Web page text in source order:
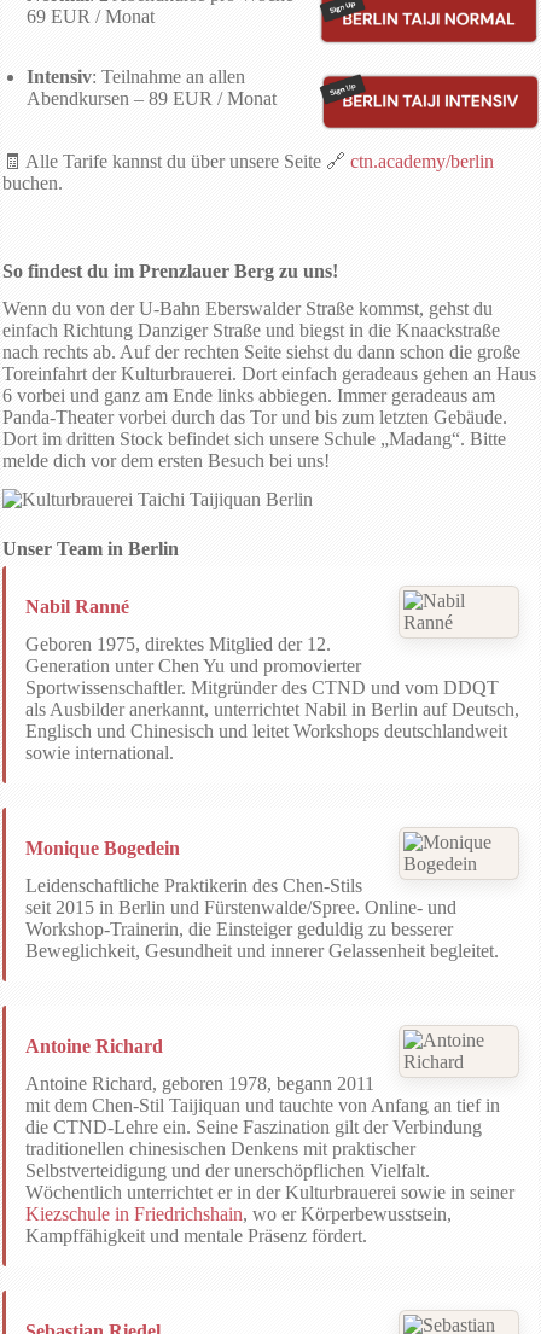
69 EUR / Monat
Intensiv: Teilnahme an allen
Abendkursen – 89 EUR / Monat
🧾 Alle Tarife kannst du über unsere Seite 🔗 ctn.academy/berlin
buchen.
So findest du im Prenzlauer Berg zu uns!
Wenn du von der U-Bahn Eberswalder Straße kommst, gehst du
einfach Richtung Danziger Straße und biegst in die Knaackstraße
nach rechts ab. Auf der rechten Seite siehst du dann schon die große
Toreinfahrt der Kulturbrauerei. Dort einfach geradeaus gehen an Haus
6 vorbei und ganz am Ende links abbiegen. Immer geradeaus am
Panda-Theater vorbei durch das Tor und bis zum letzten Gebäude.
Dort im dritten Stock befindet sich unsere Schule „Madang“. Bitte
melde dich vor dem ersten Besuch bei uns!
Unser Team in Berlin
Nabil Ranné
Geboren 1975, direktes Mitglied der 12.
Generation unter Chen Yu und promovierter
Sportwissenschaftler. Mitgründer des CTND und vom DDQT
als Ausbilder anerkannt, unterrichtet Nabil in Berlin auf Deutsch,
Englisch und Chinesisch und leitet Workshops deutschlandweit
sowie international.
Monique Bogedein
Leidenschaftliche Praktikerin des Chen-Stils
seit 2015 in Berlin und Fürstenwalde/Spree. Online- und
Workshop-Trainerin, die Einsteiger geduldig zu besserer
Beweglichkeit, Gesundheit und innerer Gelassenheit begleitet.
Antoine Richard
Antoine Richard, geboren 1978, begann 2011
mit dem Chen-Stil Taijiquan und tauchte von Anfang an tief in
die CTND-Lehre ein. Seine Faszination gilt der Verbindung
traditionellen chinesischen Denkens mit praktischer
Selbstverteidigung und der unerschöpflichen Vielfalt.
Wöchentlich unterrichtet er in der Kulturbrauerei sowie in seiner
Kiezschule in Friedrichshain, wo er Körperbewusstsein,
Kampffähigkeit und mentale Präsenz fördert.